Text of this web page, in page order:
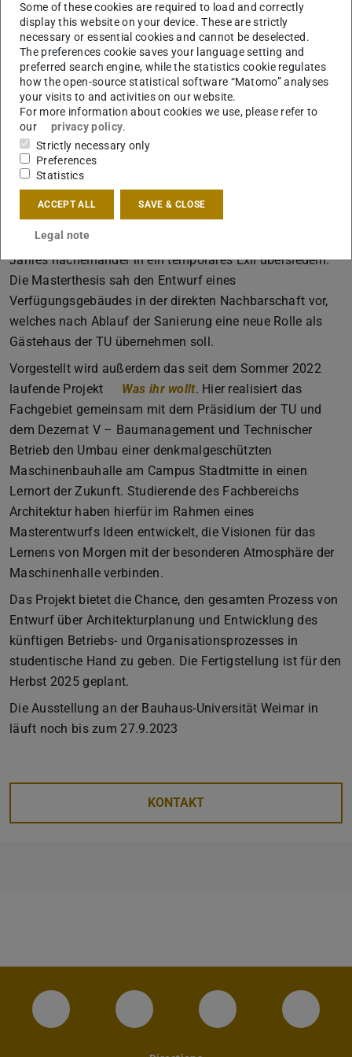
Zwei Projekte aus dem Fachbereich
Der Fachbereich Architektur beteiligt sich an der
Ausstellung mit der Dokumentation zweier Projekte aus
dem
Fachgebiet Entwerfen und Raumgestaltung(Prof.
Johanna Meyer-Grohbrügge).
Die Masterthesis
Das Darmstädter System –
Verfügungsgebäude in zwei Nutzungsabschnitten am
Campus Lichtwiese
Sanierung des Fachbereichsgebäudes am Campus
Lichtwiese auf.
Die Sanierungsarbeiten machen es erforderlich, das je ein
Viertel des Fachbereichs für die Dauer jeweils eines
Jahres nacheinander in ein temporäres Exil übersiedeln.
Die Masterthesis sah den Entwurf eines
Verfügungsgebäudes in der direkten Nachbarschaft vor,
welches nach Ablauf der Sanierung eine neue Rolle als
Gästehaus der TU übernehmen soll.
Vorgestellt wird außerdem das seit dem Sommer 2022
laufende Projekt
Was ihr wollt. Hier realisiert das
Fachgebiet gemeinsam mit dem Präsidium der TU und
dem Dezernat V – Baumanagement und Technischer
Betrieb den Umbau einer denkmalgeschützten
Maschinenbauhalle am Campus Stadtmitte in einen
Lernort der Zukunft. Studierende des Fachbereichs
Architektur haben hierfür im Rahmen eines
Masterentwurfs Ideen entwickelt, die Visionen für das
Lernens von Morgen mit der besonderen Atmosphäre der
Maschinenhalle verbinden.
Das Projekt bietet die Chance, den gesamten Prozess von
Entwurf über Architekturplanung und Entwicklung des
künftigen Betriebs- und Organisationsprozesses in
studentische Hand zu geben. Die Fertigstellung ist für den
Herbst 2025 geplant.
Die Ausstellung an der Bauhaus-Universität Weimar in
läuft noch bis zum 27.9.2023
KONTAKT
Instagram-Seite des Fachbereichs
LinkedIn-Profil desFacebook-Seite
Some of these cookies are required to load and correctly
display this website on your device. These are strictly
necessary or essential cookies and cannot be deselected.
The preferences cookie saves your language setting and
preferred search engine, while the statistics cookie regulates
how the open-source statistical software “Matomo” analyses
your visits to and activities on our website.
For more information about cookies we use, please refer to
our
privacy policy.
Strictly necessary only
Preferences
Statistics
ACCEPT ALL SAVE & CLOSE
Legal note